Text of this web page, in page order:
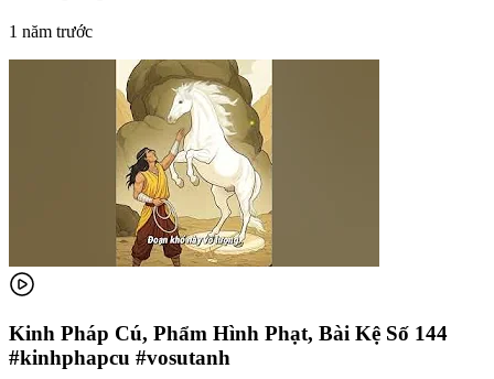
1 năm trước
Kinh Pháp Cú, Phẩm Hình Phạt, Bài Kệ Số 144
#kinhphapcu #vosutanh